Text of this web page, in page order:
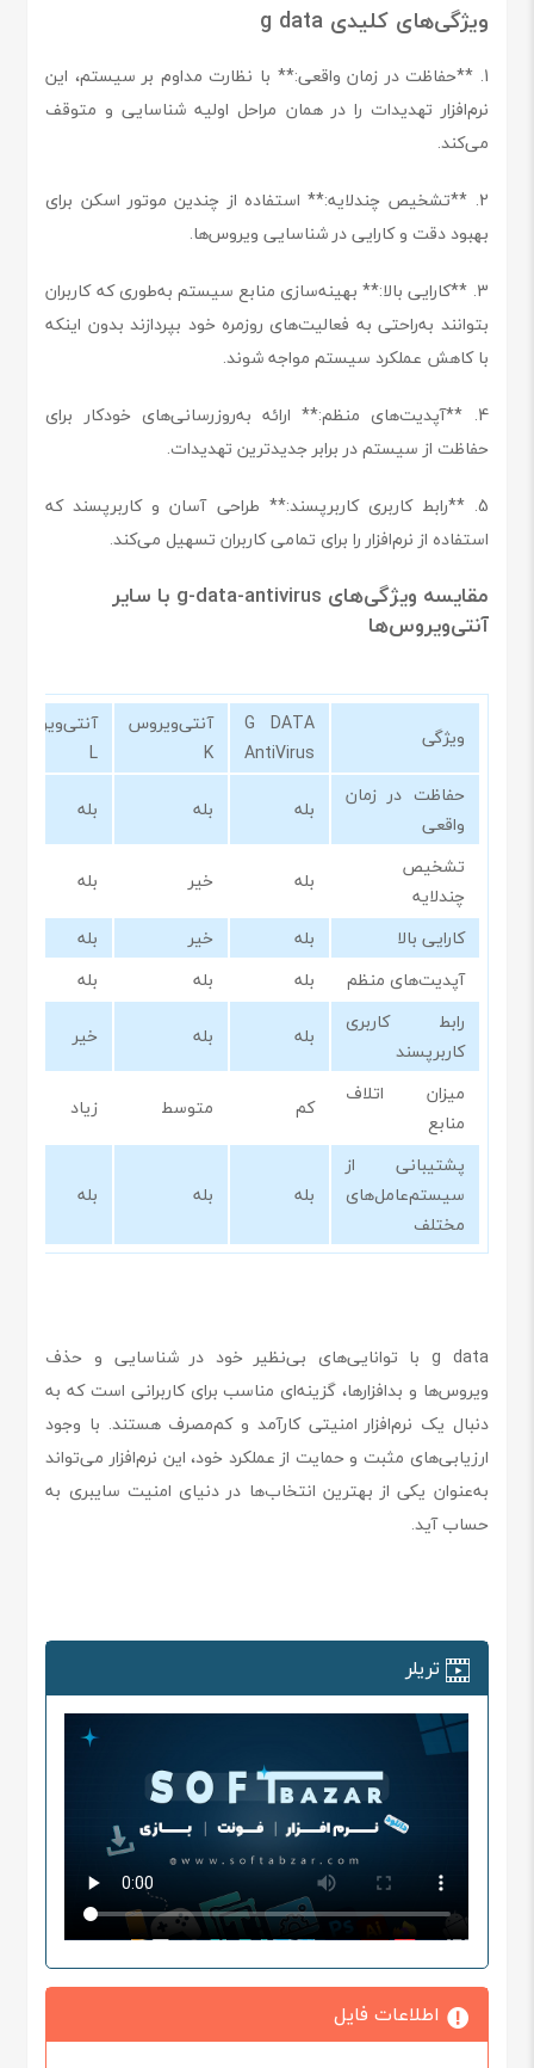
ویژگی‌های کلیدی g data
1. **حفاظت در زمان واقعی:** با نظارت مداوم بر سیستم، این
نرم‌افزار تهدیدات را در همان مراحل اولیه شناسایی و متوقف
می‌کند.
2. **تشخیص چندلایه:** استفاده از چندین موتور اسکن برای
بهبود دقت و کارایی در شناسایی ویروس‌ها.
3. **کارایی بالا:** بهینه‌سازی منابع سیستم به‌طوری که کاربران
بتوانند به‌راحتی به فعالیت‌های روزمره خود بپردازند بدون اینکه
با کاهش عملکرد سیستم مواجه شوند.
4. **آپدیت‌های منظم:** ارائه به‌روزرسانی‌های خودکار برای
حفاظت از سیستم در برابر جدیدترین تهدیدات.
5. **رابط کاربری کاربرپسند:** طراحی آسان و کاربرپسند که
استفاده از نرم‌افزار را برای تمامی کاربران تسهیل می‌کند.
مقایسه ویژگی‌های g-data-antivirus با سایر
آنتی‌ویروس‌ها
ویژگی
G DATA
AntiVirus
آنتی‌ویروس
K
آنتی‌ویروس
L
حفاظت در زمان
واقعی
بله بله
بله
تشخیص
چندلایه
بله خیر
بله
کارایی بالا
بله خیر
بله
آپدیت‌های منظم
بله بله
بله
رابط کاربری
کاربرپسند
بله بله
خیر
میزان اتلاف
منابع
کم متوسط
زیاد
پشتیبانی از
سیستم‌عامل‌های
مختلف
بله بله بله
g data با توانایی‌های بی‌نظیر خود در شناسایی و حذف
ویروس‌ها و بدافزارها، گزینه‌ای مناسب برای کاربرانی است که به
دنبال یک نرم‌افزار امنیتی کارآمد و کم‌مصرف هستند. با وجود
ارزیابی‌های مثبت و حمایت از عملکرد خود، این نرم‌افزار می‌تواند
به‌عنوان یکی از بهترین انتخاب‌ها در دنیای امنیت سایبری به
حساب آید.
تریلر
اطلاعات فایل